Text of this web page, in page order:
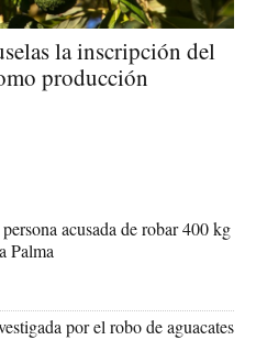
la inscripción del
producción
acusada de robar 400 kg
Palma
por el robo de aguacates